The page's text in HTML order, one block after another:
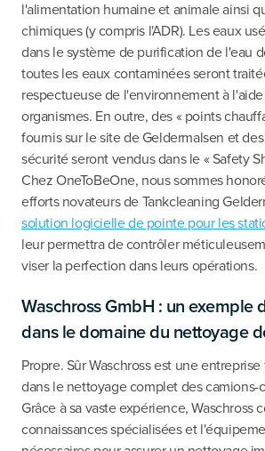
l'alimentation humaine et animale ainsi
chimiques (y compris l'ADR). Les eaux
dans le système de purification de l'eau
toutes les eaux contaminées seront
respectueuse de l'environnement à
organismes. En outre, des « points
fournis sur le site de Geldermalsen et
sécurité seront vendus dans le « Safety
Chez OneToBeOne, nous sommes
efforts novateurs de Tankcleaning
solution logicielle de pointe pour les
leur permettra de contrôler
viser la perfection dans leurs opérations.
Waschross GmbH : un exemple
dans le domaine du nettoyage
Propre. Sûr Waschross est une
dans le nettoyage complet des camions-
Grâce à sa vaste expérience, Waschross
connaissances spécialisées et